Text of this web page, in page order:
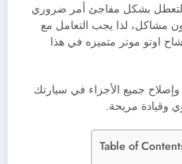
بشكل مفاجئ أمر ضروري
مشاكل، لذا يجب التعامل مع
اوتو موتر متميزه في هذا
جميع الأجزاء في سيارتك
وقيادة مريحة.
Table of